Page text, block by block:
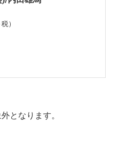
）
となります。